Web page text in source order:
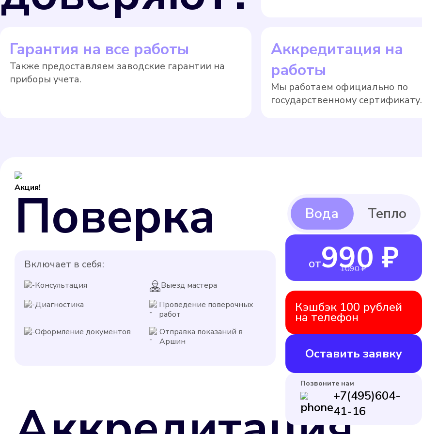
Гарантия на все работы
Также предоставляем заводские гарантии на
приборы учета.
Аккредитация на
работы
Мы работаем официально по
государственному сертификату.
Акция!
Поверка
Включает в себя:
Консультация
Выезд мастера
Диагностика
Проведение поверочных
работ
Оформление документов
Отправка показаний в
Аршин
от990 ₽
1090 ₽
Кэшбэк 100 рублей
на телефон
Оставить заявку
Позвоните нам
+7(495)604-
41-16